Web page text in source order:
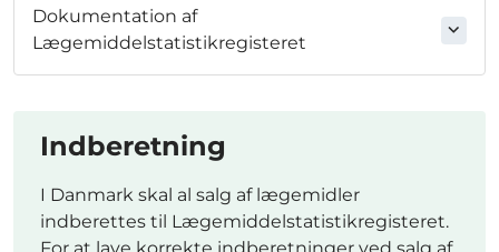
Dokumentation af
Lægemiddelstatistikregisteret
Indberetning
I Danmark skal al salg af lægemidler
indberettes til Lægemiddelstatistikregisteret.